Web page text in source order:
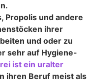
Propolis und andere
ihrer
und oder zu
sehr auf Hygiene-
ist ein uralter
ihren Beruf meist als